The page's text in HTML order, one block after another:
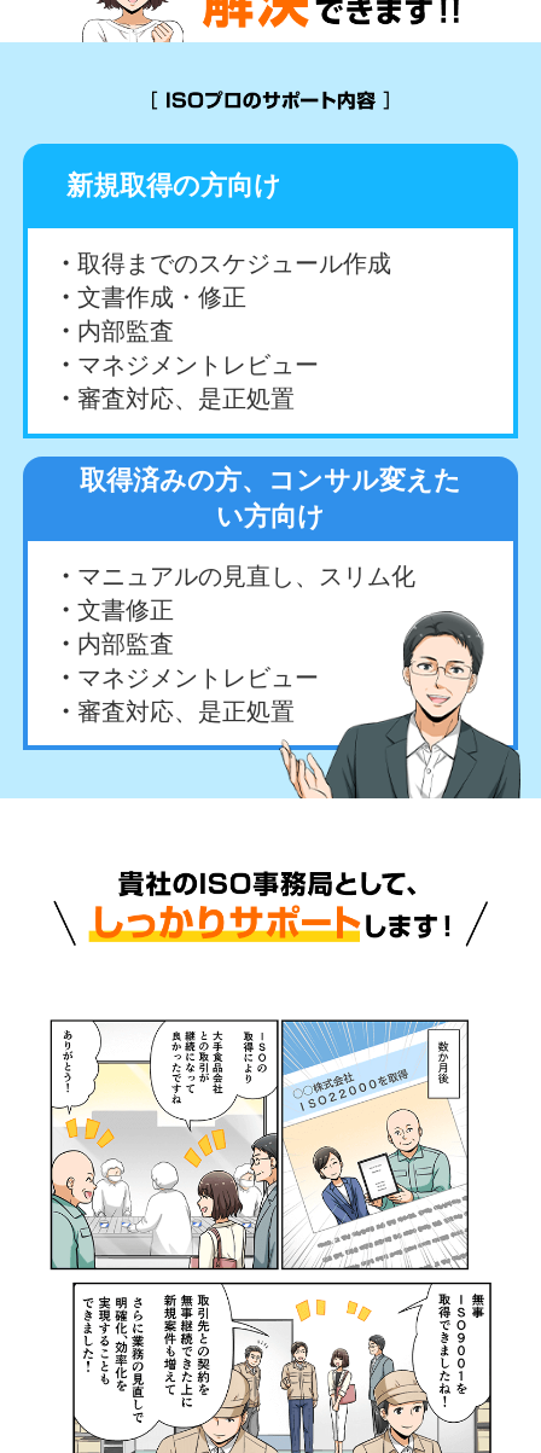
新規取得の方向け
取得までのスケジュール作成
文書作成・修正
内部監査
マネジメントレビュー
審査対応、是正処置
取得済みの方、コンサル変えた
い方向け
マニュアルの見直し、スリム化
文書修正
内部監査
マネジメントレビュー
審査対応、是正処置